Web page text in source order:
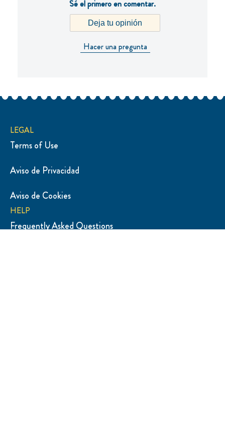
Sé el primero en comentar.
Deja tu opinión
Hacer una pregunta
LEGAL
Terms of Use
Aviso de Privacidad
Configurar Cookies
Aviso de Cookies
HELP